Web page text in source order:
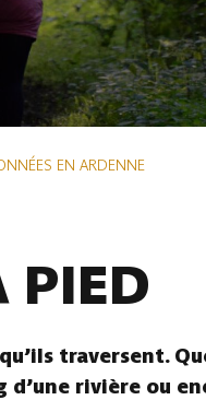
EN ARDENNE
PIED
traversent.
rivière ou